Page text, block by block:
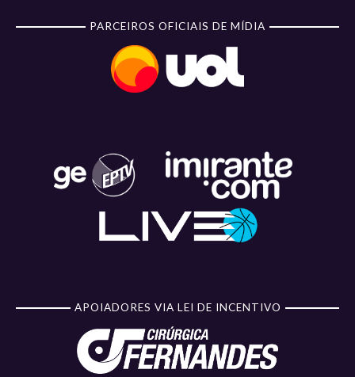
PARCEIROS OFICIAIS DE MÍDIA
APOIADORES VIA LEI DE INCENTIVO